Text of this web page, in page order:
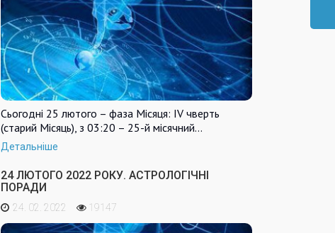
Сьогодні 25 лютого – фаза Місяця: IV чверть
(старий Місяць), з 03:20 – 25-й місячний…
Детальніше
24 ЛЮТОГО 2022 РОКУ. АСТРОЛОГІЧНІ
ПОРАДИ
24. 02. 2022 19147